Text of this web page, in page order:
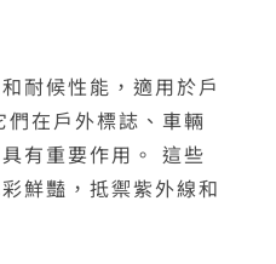
耐候性能，適用於戶
在戶外標誌、車輛
有重要作用。 這些
鮮豔，抵禦紫外線和